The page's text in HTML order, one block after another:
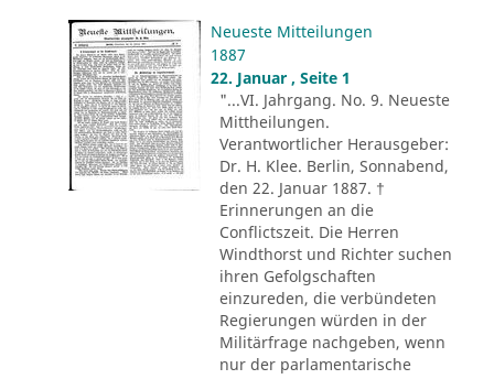
Neueste Mitteilungen
1887
22. Januar , Seite 1
"...VI. Jahrgang. No. 9. Neueste
Mittheilungen.
Verantwortlicher Herausgeber:
Dr. H. Klee. Berlin, Sonnabend,
den 22. Januar 1887. †
Erinnerungen an die
Conflictszeit. Die Herren
Windthorst und Richter suchen
ihren Gefolgschaften
einzureden, die verbündeten
Regierungen würden in der
Militärfrage nachgeben, wenn
nur der parlamentarische